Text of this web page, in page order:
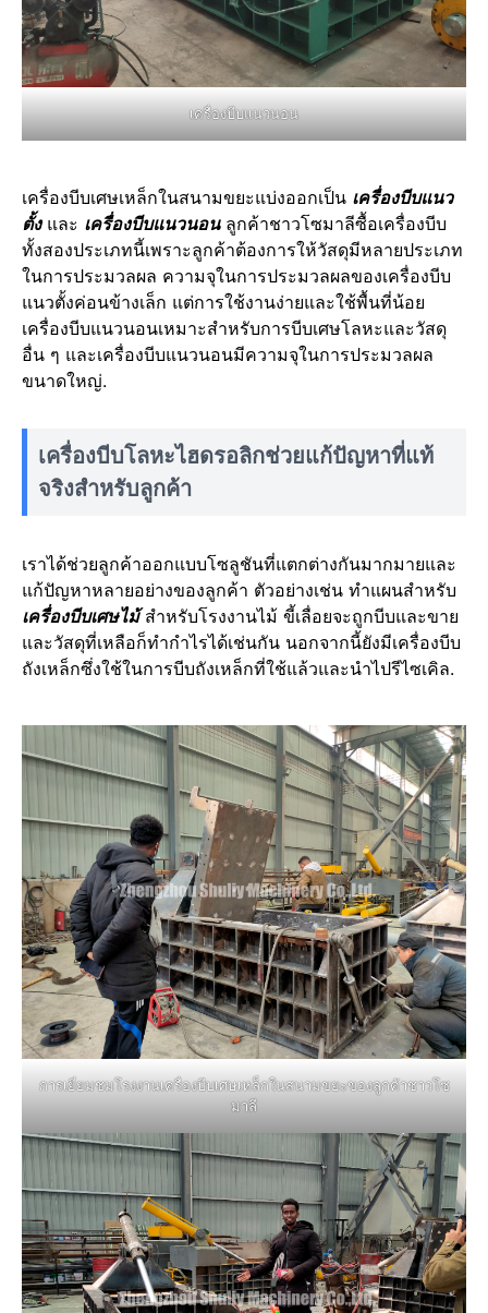
เครื่องบีบแนวนอน
เครื่องบีบเศษเหล็กในสนามขยะแบ่งออกเป็น เครื่องบีบแนว
ตั้งและ เครื่องบีบแนวนอนลูกค้าชาวโซมาลีซื้อเครื่องบีบ
ทั้งสองประเภทนี้เพราะลูกค้าต้องการให้วัสดุมีหลายประเภท
ในการประมวลผล ความจุในการประมวลผลของเครื่องบีบ
แนวตั้งค่อนข้างเล็ก แต่การใช้งานง่ายและใช้พื้นที่น้อย
เครื่องบีบแนวนอนเหมาะสำหรับการบีบเศษโลหะและวัสดุ
อื่น ๆ และเครื่องบีบแนวนอนมีความจุในการประมวลผล
ขนาดใหญ่.
เครื่องบีบโลหะไฮดรอลิกช่วยแก้ปัญหาที่แท้
จริงสำหรับลูกค้า
เราได้ช่วยลูกค้าออกแบบโซลูชันที่แตกต่างกันมากมายและ
แก้ปัญหาหลายอย่างของลูกค้า ตัวอย่างเช่น ทำแผนสำหรับ
เครื่องบีบเศษไม้สำหรับโรงงานไม้ ขี้เลื่อยจะถูกบีบและขาย
และวัสดุที่เหลือก็ทำกำไรได้เช่นกัน นอกจากนี้ยังมีเครื่องบีบ
ถังเหล็กซึ่งใช้ในการบีบถังเหล็กที่ใช้แล้วและนำไปรีไซเคิล.
การเยี่ยมชมโรงงานเครื่องบีบเศษเหล็กในสนามขยะของลูกค้าชาวโซ
มาลี